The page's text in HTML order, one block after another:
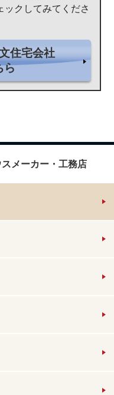
ックしてみてくださ
住宅会社
ら
メーカー・工務店